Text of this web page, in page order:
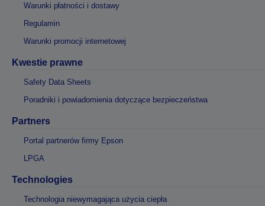
Warunki płatności i dostawy
Regulamin
Warunki promocji internetowej
Kwestie prawne
Safety Data Sheets
Poradniki i powiadomienia dotyczące bezpieczeństwa
Partners
Portal partnerów firmy Epson
LPGA
Technologies
Technologia niewymagająca użycia ciepła